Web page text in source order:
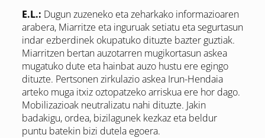
E.L.: Dugun zuzeneko eta zeharkako informazioaren
arabera, Miarritze eta inguruak setiatu eta segurtasun
indar ezberdinek okupatuko dituzte bazter guztiak.
Miarritzen bertan auzotarren mugikortasun askea
mugatuko dute eta hainbat auzo hustu ere egingo
dituzte. Pertsonen zirkulazio askea Irun-Hendaia
arteko muga itxiz oztopatzeko arriskua ere hor dago.
Mobilizazioak neutralizatu nahi dituzte. Jakin
badakigu, ordea, bizilagunek kezkaz eta beldur
puntu batekin bizi dutela egoera.